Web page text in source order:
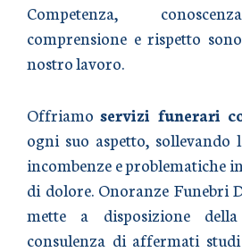
Competenza,
comprensione e rispetto
nostro lavoro.
Offriamo servizi funerari
ogni suo aspetto, sollevando
incombenze e problematiche
di dolore. Onoranze Funebri
mette a disposizione
consulenza di affermati